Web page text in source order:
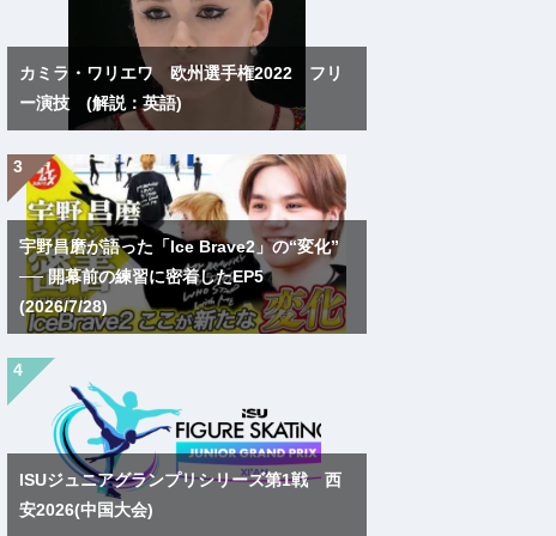
カミラ・ワリエワ 欧州選手権2022 フリ
ー演技 (解説：英語)
宇野昌磨が語った「Ice Brave2」の“変化”
── 開幕前の練習に密着したEP5
(2026/7/28)
ISUジュニアグランプリシリーズ第1戦 西
安2026(中国大会)